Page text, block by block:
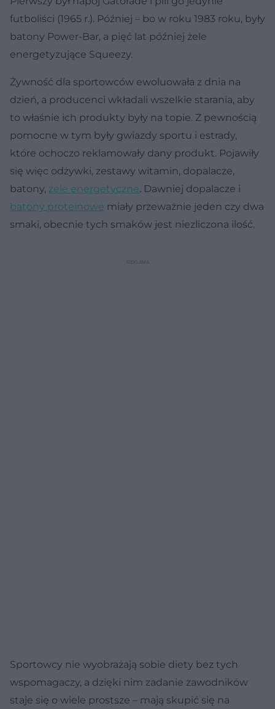
futboliści (1965 r.). Później – bo w roku 1983 roku, były
batony Power-Bar, a pięć lat później żele
energetyzujące Squeezy.
Żywność dla sportowców ewoluowała z dnia na
dzień, a producenci wkładali wszelkie starania, aby
to właśnie ich produkty były na topie. Z pewnością
pomocne w tym były gwiazdy sportu i estrady,
które ochoczo reklamowały dany produkt. Pojawiły
się więc odżywki, zestawy witamin, dopalacze,
batony, żele energetyczne. Dawniej dopalacze i
batony proteinowe miały przeważnie jeden czy dwa
smaki, obecnie tych smaków jest niezliczona ilość.
Sportowcy nie wyobrażają sobie diety bez tych
wspomagaczy, a dzięki nim zadanie zawodników
staje się o wiele prostsze – mają skupić się na